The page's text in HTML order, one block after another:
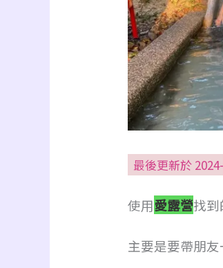
最後更新於
使用愛露營找到
主要是要帶朋